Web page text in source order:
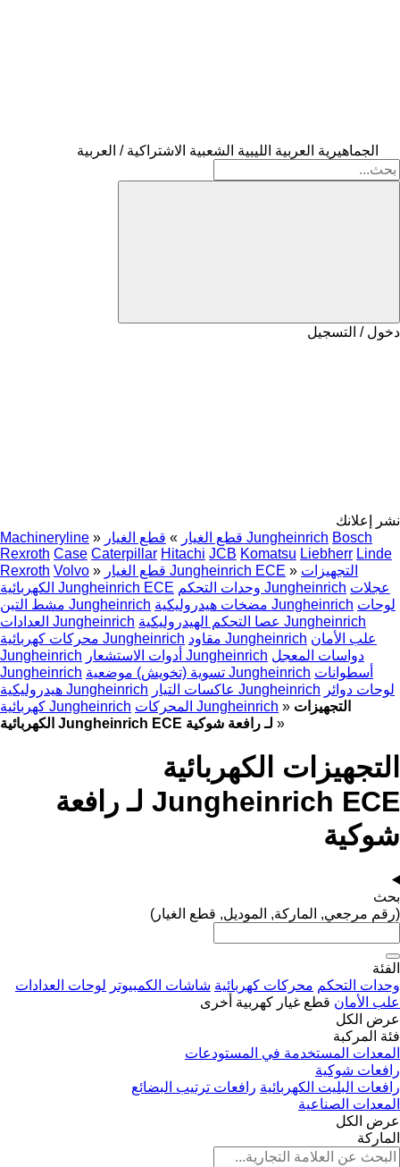
الجماهيرية العربية الليبية الشعبية الاشتراكية / العربية
دخول / التسجيل
نشر إعلانك
Machineryline » قطع الغيار » قطع الغيار Jungheinrich Bosch
Rexroth Case Caterpillar Hitachi JCB Komatsu Liebherr Linde
Rexroth Volvo » قطع الغيار Jungheinrich ECE » التجهيزات
الكهربائية Jungheinrich ECE
وحدات التحكم Jungheinrich عجلات
مشط التبن Jungheinrich
مضخات هيدروليكية Jungheinrich لوحات
العدادات Jungheinrich
عصا التحكم الهيدروليكية Jungheinrich
محركات كهربائية Jungheinrich
مقاود Jungheinrich علب الأمان
Jungheinrich
أدوات الاستشعار Jungheinrich دواسات المعجل
Jungheinrich
تسوية (تخويش) موضعية Jungheinrich أسطوانات
هيدروليكية Jungheinrich
عاكسات التيار Jungheinrich لوحات دوائر
كهربائية Jungheinrich
المحركات Jungheinrich » التجهيزات
الكهربائية Jungheinrich ECE لـ رافعة شوكية »
التجهيزات الكهربائية
Jungheinrich ECE لـ رافعة
شوكية
بحث
(رقم مرجعي, الماركة, الموديل, قطع الغيار)
الفئة
وحدات التحكم محركات كهربائية شاشات الكمبيوتر لوحات العدادات
علب الأمان قطع غيار كهربية أخرى
عرض الكل
فئة المركبة
المعدات المستخدمة في المستودعات
رافعات شوكية
رافعات البليت الكهربائية رافعات ترتيب البضائع
المعدات الصناعية
عرض الكل
الماركة